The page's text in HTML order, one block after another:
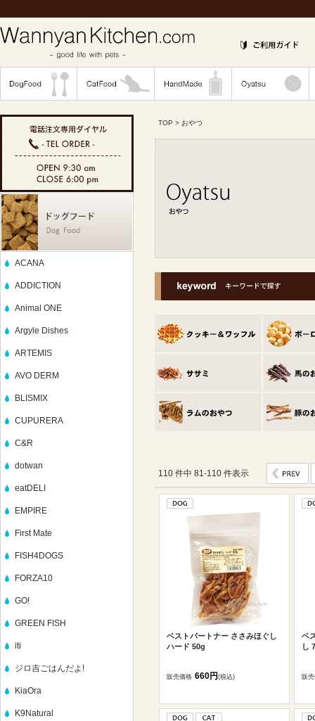
ACANA
ADDICTION
Animal ONE
Argyle Dishes
ARTEMIS
AVO DERM
BLISMIX
CUPURERA
C&R
dotwan
eatDELI
EMPIRE
First Mate
FISH4DOGS
FORZA10
GO!
GREEN FISH
iti
ジロ吉ごはんだよ!
KiaOra
K9Natural
TOP > おやつ
110 件中 81-110 件表示
ベストパートナー ささみほぐし
ハード 50g
販売価格 660円(税込)
ベ
し
販